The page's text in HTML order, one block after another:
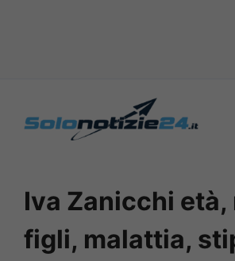
Iva Zanicchi età,
figli, malattia,